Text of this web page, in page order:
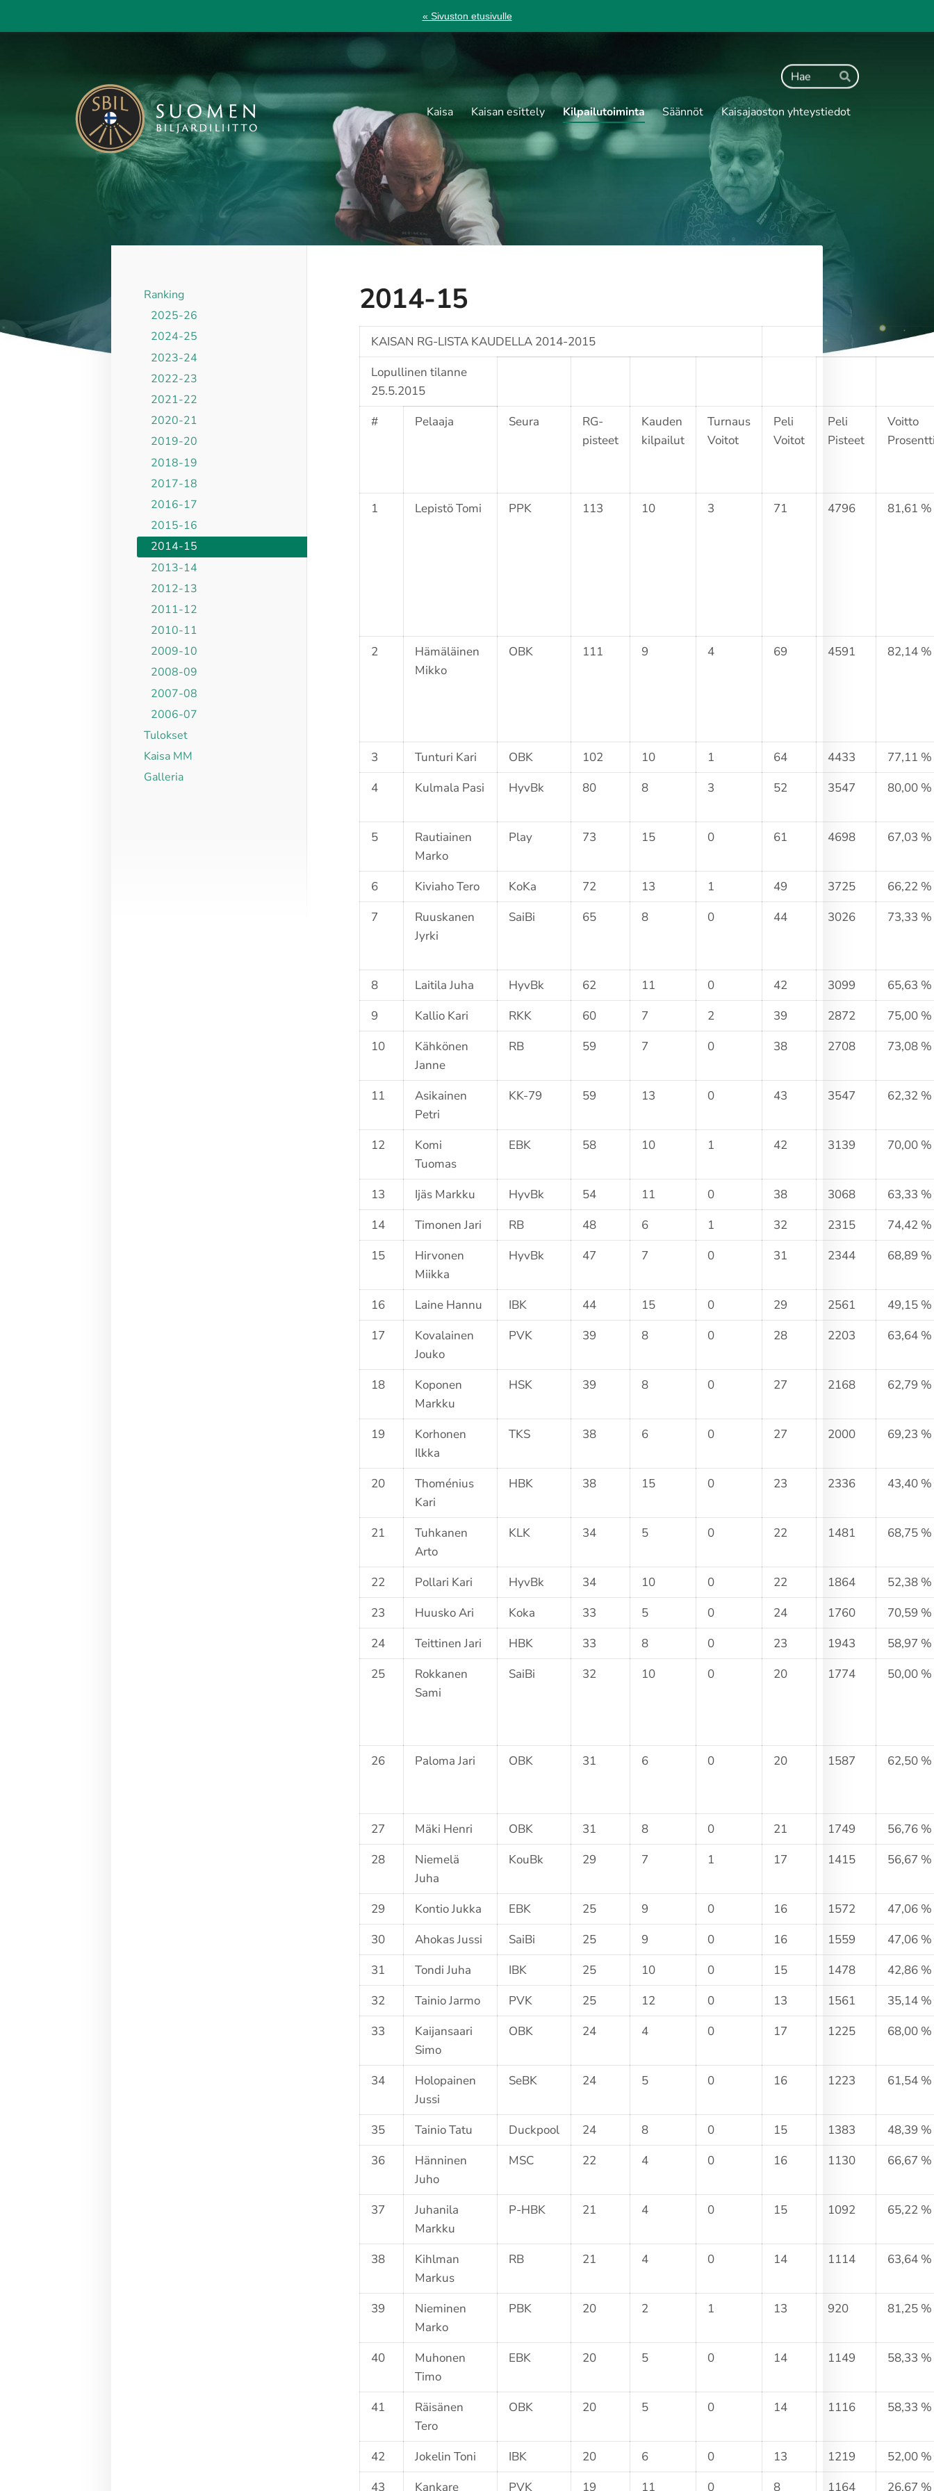
sivun
« Sivuston etusivulle
Haku
Hae
KAISA - Suomen Biljardiliitto ry
Kaisa Kaisan esittely Kilpailutoiminta Säännöt Kaisajaoston yhteystiedot
Ranking
2025-26
2024-25
2023-24
2022-23
2021-22
2020-21
2019-20
2018-19
2017-18
2016-17
2015-16
2014-15
2013-14
2012-13
2011-12
2010-11
2009-10
2008-09
2007-08
2006-07
Tulokset
Kaisa MM
Galleria
2014-15
KAISAN RG-LISTA KAUDELLA 2014-2015
Lopullinen tilanne
25.5.2015
#
Pelaaja Seura
RG-
pisteet
Kauden
kilpailut
Turnaus
Voitot
Peli
Voitot
Peli
Pisteet
Voitto
1 Lepistö Tomi PPK 113 10 3 71 4796 81,61 %
2
Hämäläinen
Mikko
OBK 111 9 4 69 4591 82,14 %
3 Tunturi Kari OBK 102 10 1 64 4433
77,11 %
4
Kulmala Pasi HyvBk 80 8 3 52 3547 80,00 %
5
Rautiainen
Marko
Play 73 15 0 61 4698 67,03 %
6 Kiviaho Tero KoKa 72 13 1 49 3725
66,22 %
7
Ruuskanen
Jyrki
SaiBi 65 8 0 44 3026 73,33 %
8 Laitila Juha HyvBk 62 11 0 42 3099
65,63 %
9
Kallio Kari RKK 60 7 2 39 2872
75,00 %
10
Kähkönen
Janne
RB 59 7 0 38 2708 73,08 %
11
Asikainen
Petri
KK-79 59 13 0 43 3547 62,32 %
12
Komi
Tuomas
EBK 58 10 1 42 3139 70,00 %
13 Ijäs Markku HyvBk 54 11 0 38 3068
63,33 %
14
Timonen Jari RB 48 6 1 32 2315
74,42 %
15
Hirvonen
Miikka
HyvBk 47 7 0 31 2344 68,89 %
16 Laine Hannu IBK 44 15 0 29 2561
49,15 %
17
Kovalainen
Jouko
PVK 39 8 0 28 2203 63,64 %
18
Koponen
Markku
HSK 39 8 0 27 2168 62,79 %
19
Korhonen
Ilkka
TKS 38 6 0 27 2000 69,23 %
20
Thoménius
Kari
HBK 38 15 0 23 2336 43,40 %
21
Tuhkanen
Arto
KLK 34 5 0 22 1481 68,75 %
22 Pollari Kari HyvBk 34 10 0 22 1864
52,38 %
23
Huusko Ari Koka 33 5 0 24 1760
70,59 %
24
Teittinen Jari HBK 33 8 0 23 1943
58,97 %
25
Rokkanen
Sami
SaiBi 32 10 0 20 1774 50,00 %
26 Paloma Jari OBK 31 6 0 20 1587 62,50 %
27 Mäki Henri OBK 31 8 0 21 1749
56,76 %
28
Niemelä
Juha
KouBk 29 7 1 17 1415 56,67 %
29 Kontio Jukka EBK 25 9 0 16 1572
47,06 %
30
Ahokas Jussi SaiBi 25 9 0 16 1559
47,06 %
31
Tondi Juha IBK 25 10 0 15 1478
42,86 %
32
Tainio Jarmo PVK 25 12 0 13 1561
35,14 %
33
Kaijansaari
Simo
OBK 24 4 0 17 1225 68,00 %
34
Holopainen
Jussi
SeBK 24 5 0 16 1223 61,54 %
35 Tainio Tatu Duckpool 24 8 0 15 1383
48,39 %
36
Hänninen
Juho
MSC 22 4 0 16 1130 66,67 %
37
Juhanila
Markku
P-HBK 21 4 0 15 1092 65,22 %
38
Kihlman
Markus
RB 21 4 0 14 1114 63,64 %
39
Nieminen
Marko
PBK 20 2 1 13 920 81,25 %
40
Muhonen
Timo
EBK 20 5 0 14 1149 58,33 %
41
Räisänen
Tero
OBK 20 5 0 14 1116 58,33 %
42 Jokelin Toni IBK 20 6 0 13 1219
52,00 %
43
Kankare PVK 19 11 0 8 1164 26,67 %